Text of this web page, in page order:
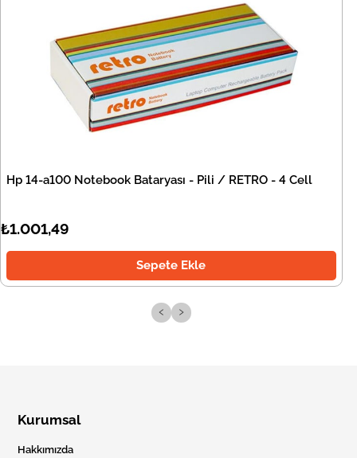
Hp 14-a100 Notebook Bataryası - Pili / RETRO - 4 Cell
₺1.001,49
Sepete Ekle
‹ ›
Kurumsal
Hakkımızda